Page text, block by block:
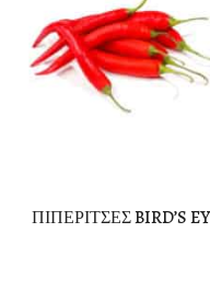
ΠΙΠΕΡΙΤΣΕΣ BIRD’S